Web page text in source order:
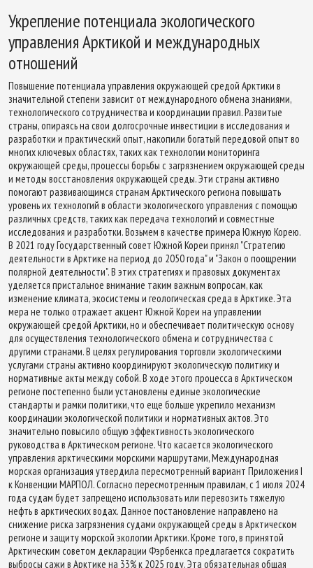
Укрепление потенциала экологического
управления Арктикой и международных
отношений
Повышение потенциала управления окружающей средой Арктики в
значительной степени зависит от международного обмена знаниями,
технологического сотрудничества и координации правил. Развитые
страны, опираясь на свои долгосрочные инвестиции в исследования и
разработки и практический опыт, накопили богатый передовой опыт во
многих ключевых областях, таких как технологии мониторинга
окружающей среды, процессы борьбы с загрязнением окружающей среды
и методы восстановления окружающей среды. Эти страны активно
помогают развивающимся странам Арктического региона повышать
уровень их технологий в области экологического управления с помощью
различных средств, таких как передача технологий и совместные
исследования и разработки. Возьмем в качестве примера Южную Корею.
В 2021 году Государственный совет Южной Кореи принял "Стратегию
деятельности в Арктике на период до 2050 года" и "Закон о поощрении
полярной деятельности". В этих стратегиях и правовых документах
уделяется пристальное внимание таким важным вопросам, как
изменение климата, экосистемы и геологическая среда в Арктике. Эта
мера не только отражает акцент Южной Кореи на управлении
окружающей средой Арктики, но и обеспечивает политическую основу
для осуществления технологического обмена и сотрудничества с
другими странами. В целях регулирования торговли экологическими
услугами страны активно координируют экологическую политику и
нормативные акты между собой. В ходе этого процесса в Арктическом
регионе постепенно были установлены единые экологические
стандарты и рамки политики, что еще больше укрепило механизм
координации экологической политики и нормативных актов. Это
значительно повысило общую эффективность экологического
руководства в Арктическом регионе. Что касается экологического
управления арктическими морскими маршрутами, Международная
морская организация утвердила пересмотренный вариант Приложения I
к Конвенции МАРПОЛ. Согласно пересмотренным правилам, с 1 июля 2024
года судам будет запрещено использовать или перевозить тяжелую
нефть в арктических водах. Данное постановление направлено на
снижение риска загрязнения судами окружающей среды в Арктическом
регионе и защиту морской экологии Арктики. Кроме того, в принятой
Арктическим советом декларации Фэрбенкса предлагается сократить
выбросы сажи в Арктике на 33% к 2025 году. Эта обязательная общая